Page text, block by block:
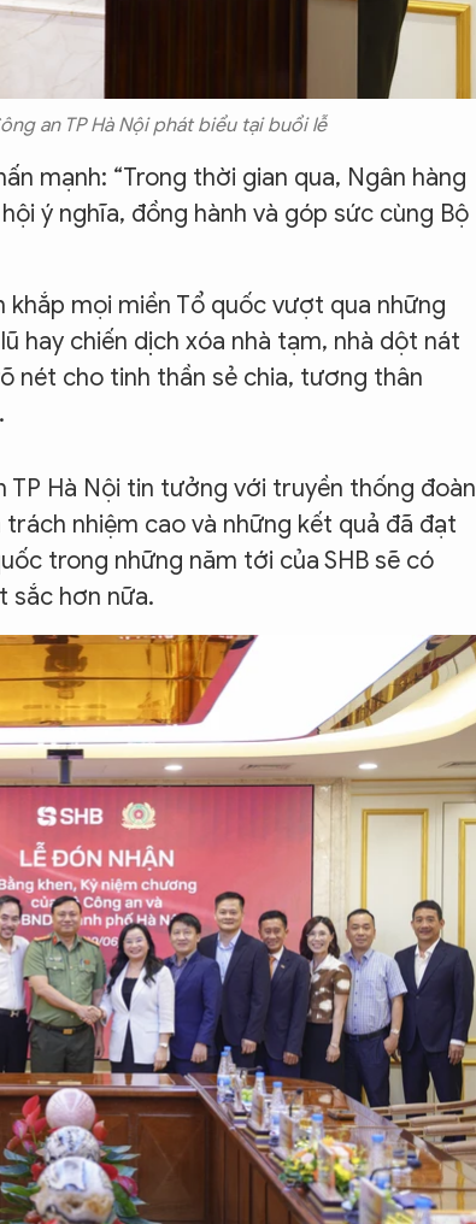
an TP Hà Nội phát biểu tại buổi lễ
mạnh: “Trong thời gian qua, Ngân hàng
ý nghĩa, đồng hành và góp sức cùng Bộ
khắp mọi miền Tổ quốc vượt qua những
hay chiến dịch xóa nhà tạm, nhà dột nát
nét cho tinh thần sẻ chia, tương thân
Hà Nội tin tưởng với truyền thống đoàn
nhiệm cao và những kết quả đã đạt
trong những năm tới của SHB sẽ có
sắc hơn nữa.